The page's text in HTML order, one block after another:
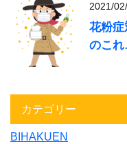
2021/
花粉
のこれ
カテゴリー
BIHAKUEN